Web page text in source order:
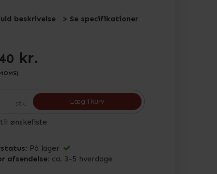
beskrivelse > Se specifikationer
kr.
stk. Læg i kurv
ønskeliste
På lager
afsendelse: ca. 3-5 hverdage